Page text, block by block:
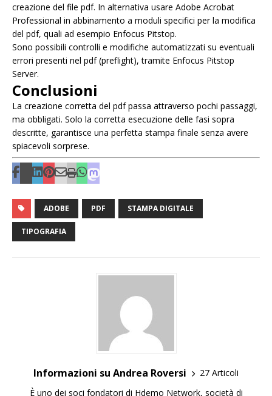
creazione del file pdf. In alternativa usare Adobe Acrobat
Professional in abbinamento a moduli specifici per la modifica
del pdf, quali ad esempio Enfocus Pitstop.
Sono possibili controlli e modifiche automatizzati su eventuali
errori presenti nel pdf (preflight), tramite Enfocus Pitstop
Server.
Conclusioni
La creazione corretta del pdf passa attraverso pochi passaggi,
ma obbligati. Solo la corretta esecuzione delle fasi sopra
descritte, garantisce una perfetta stampa finale senza avere
spiacevoli sorprese.
ADOBE PDF STAMPA DIGITALE
TIPOGRAFIA
Informazioni su Andrea Roversi
27 Articoli
È uno dei soci fondatori di Hdemo Network, società di